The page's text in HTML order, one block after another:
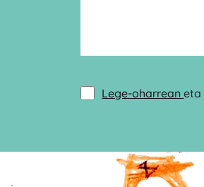
Lege-oharreaneta